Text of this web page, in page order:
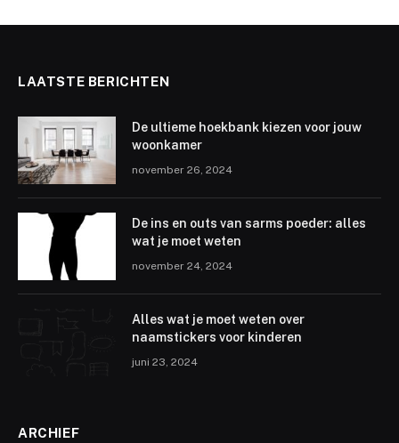
LAATSTE BERICHTEN
De ultieme hoekbank kiezen voor jouw
woonkamer
november 26, 2024
De ins en outs van sarms poeder: alles
wat je moet weten
november 24, 2024
Alles wat je moet weten over
naamstickers voor kinderen
juni 23, 2024
ARCHIEF